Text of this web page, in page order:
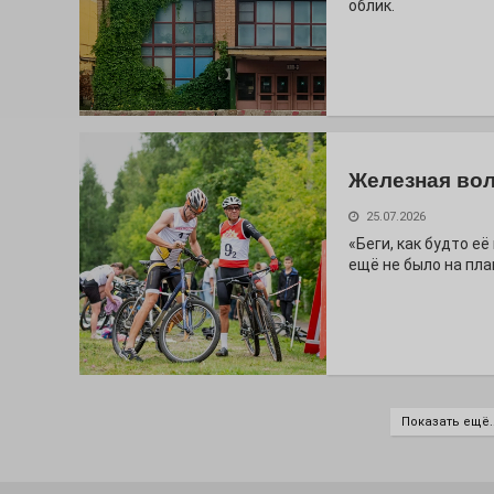
облик.
Железная
25.07.2026
«Беги, как будто
ещё не было на
Показать